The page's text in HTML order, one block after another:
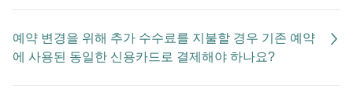
예약 변경을 위해 추가 수수료를 지불할 경우 기존 예약
에 사용된 동일한 신용카드로 결제해야 하나요?